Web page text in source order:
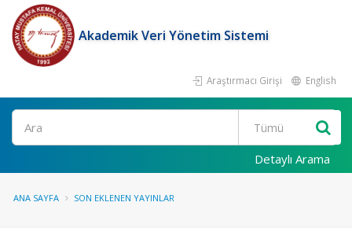
Akademik Veri Yönetim Sistemi
Araştırmacı Girişi English
Ara
Detaylı Arama
ANA SAYFA SON EKLENEN YAYINLAR